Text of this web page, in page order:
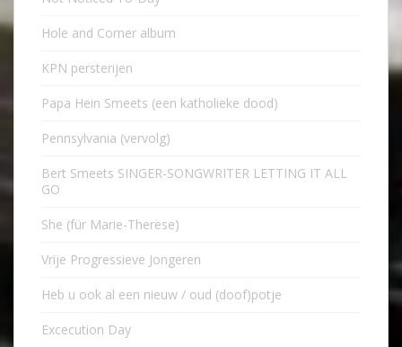
Hole and Corner album
KPN persterijen
Papa Hein Smeets (een katholieke dood)
Pennsylvania (vervolg)
Bert Smeets SINGER-SONGWRITER LETTING IT ALL
GO
She (für Marie-Therese)
Vrije Progressieve Jongeren
Heb u ook al een nieuw / oud (doof)potje
Excecution Day